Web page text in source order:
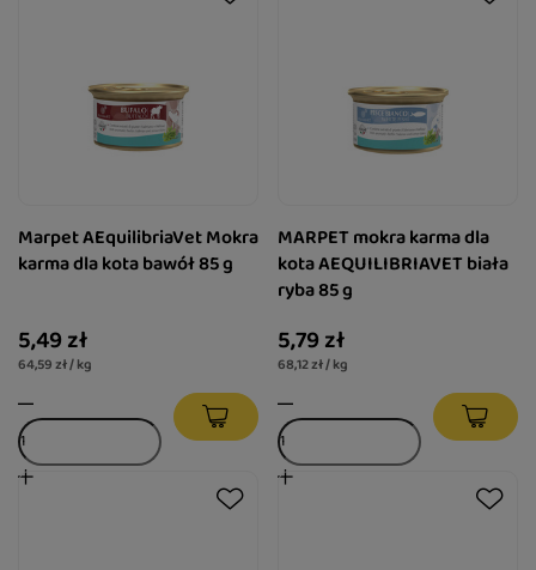
Marpet AEquilibriaVet Mokra
karma dla kota bawół 85 g
5,49 zł
64,59 zł / kg
MARPET mokra karma dla
kota AEQUILIBRIAVET biała
ryba 85 g
5,79 zł
68,12 zł / kg